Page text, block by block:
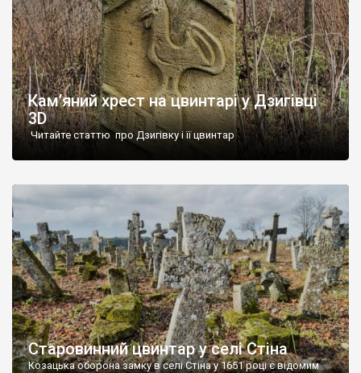
Кам’яний хрест на цвинтарі у Дзигівці
3D
Читайте статтю про Дзигівку і її цвинтар
Старовинний цвинтар у селі Стіна
Козацька оборона замку в селі Стіна у 1651 році є відомим